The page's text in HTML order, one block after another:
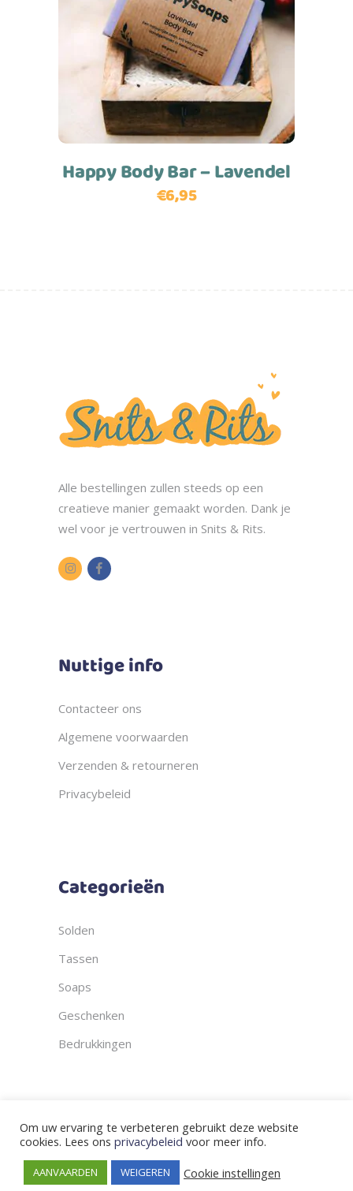
Lees meer
Happy Body Bar – Lavendel
€6,95
Alle bestellingen zullen steeds op een
creatieve manier gemaakt worden. Dank je
wel voor je vertrouwen in Snits & Rits.
Nuttige info
Contacteer ons
Algemene voorwaarden
Verzenden & retourneren
Privacybeleid
Categorieën
Solden
Tassen
Soaps
Geschenken
Bedrukkingen
© Copyright Snits & Rits 2023 | BTW:
BE0636615750 | Varentstraat 78, 3118
Om uw ervaring te verbeteren gebruikt deze website
cookies. Lees ons privacybeleid voor meer info.
AANVAARDEN WEIGEREN
Cookie instellingen